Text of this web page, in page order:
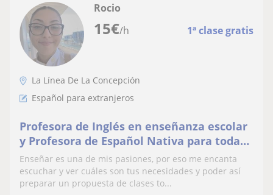
15€/h 1ª clase gratis
Rocio
La Línea De La Concepción
Español para extranjeros
Profesora de Inglés en enseñanza escolar
y Profesora de Español Nativa para todas
las edades. Con 3 años de experiencia.
Enseñar es una de mis pasiones, por eso me encanta
escuchar y ver cuáles son tus necesidades y poder así
preparar un propuesta de clases to...